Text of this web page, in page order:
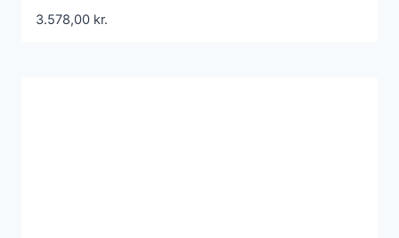
3.578,00 kr.